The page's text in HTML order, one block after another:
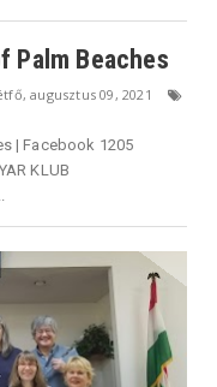
Palm Beaches
augusztus 09, 2021
| Facebook 1205
KLUB